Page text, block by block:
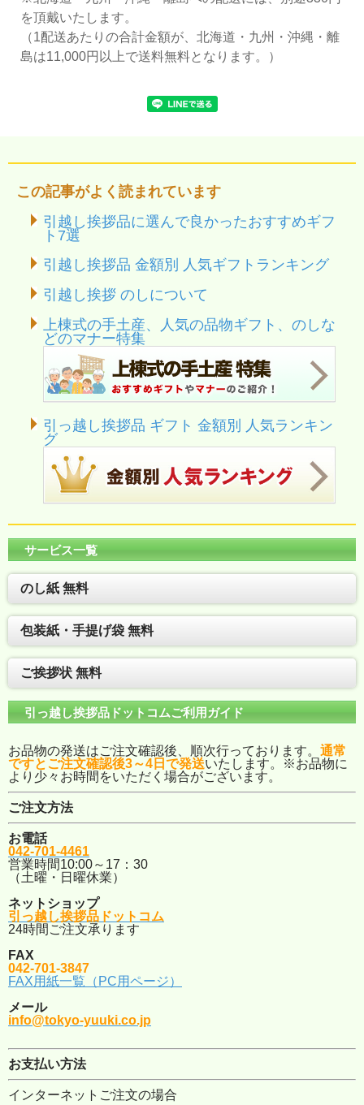
を頂戴いたします。
（1配送あたりの合計金額が、北海道・九州・沖縄・離
島は11,000円以上で送料無料となります。）
この記事がよく読まれています
引越し挨拶品に選んで良かったおすすめギフ
ト7選
引越し挨拶品 金額別 人気ギフトランキング
引越し挨拶 のしについて
上棟式の手土産、人気の品物ギフト、のしな
どのマナー特集
引っ越し挨拶品 ギフト 金額別 人気ランキン
グ
サービス一覧
のし紙 無料
包装紙・手提げ袋 無料
ご挨拶状 無料
引っ越し挨拶品ドットコムご利用ガイド
お品物の発送はご注文確認後、順次行っております。 通常
ですとご注文確認後3～4日で発送いたします。※お品物に
より少々お時間をいただく場合がございます。
ご注文方法
お電話
042-701-4461
営業時間10:00～17：30
（土曜・日曜休業）
ネットショップ
引っ越し挨拶品ドットコム
24時間ご注文承ります
FAX
042-701-3847
FAX用紙一覧（PC用ページ）
メール
info@tokyo-yuuki.co.jp
お支払い方法
インターネットご注文の場合